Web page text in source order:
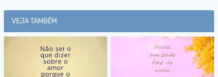
VEJA TAMBÉM